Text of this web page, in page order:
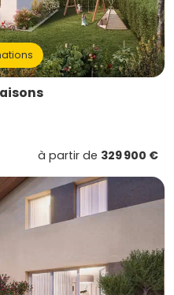
à partir de 329 900 €